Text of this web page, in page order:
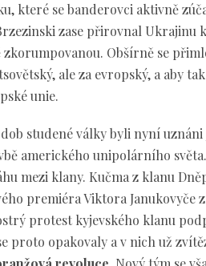
které se banderovci aktivně
zase přirovnal Ukrajinu
Obšírně se
ale za evropský, a aby
unie.
studené války byli nyní
amerického unipolárního
mezi klany. Kučma z klanu
premiéra Viktora Janukovyče
protest kyjevského klanu
proto opakovaly a v nich už